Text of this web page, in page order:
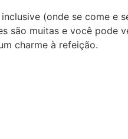
(onde se come
são muitas e você pode
charme à refeição.